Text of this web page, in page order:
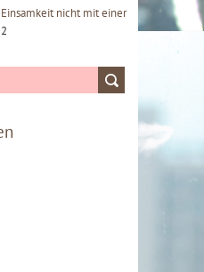
nicht mit einer